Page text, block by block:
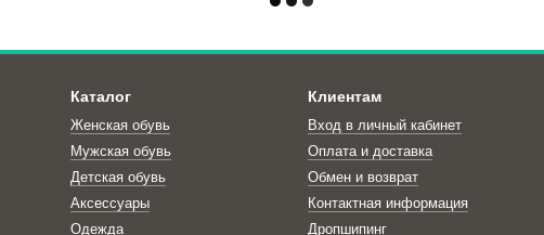
Каталог
Женская обувь
Мужская обувь
Детская обувь
Аксессуары
Одежда
Клиентам
Вход в личный кабинет
Оплата и доставка
Обмен и возврат
Контактная информация
Дропшипинг